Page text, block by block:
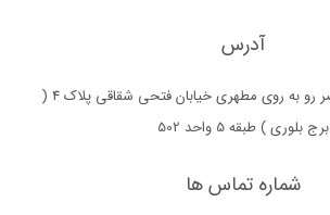
آدرس
تهران - خیابان ولیعصر رو به روی مطهری خیابان فتحی شقاقی پلاک 4 (
برج بلوری ) طبقه 5 واحد 502
شماره تماس ها